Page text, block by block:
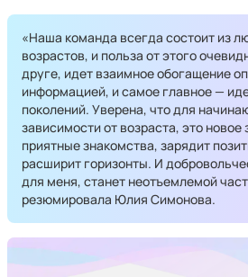
«Наша команда всегда состоит из
возрастов, и польза от этого
друге, идет взаимное обогащение
информацией, и самое главное —
поколений. Уверена, что для
зависимости от возраста, это новое
приятные знакомства, зарядит
расширит горизонты. И
для меня, станет неотъемлемой
резюмировала Юлия Симонова.